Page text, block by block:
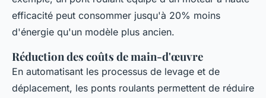
efficacité peut consommer jusqu'à 20% moins
d'énergie qu'un modèle plus ancien.
Réduction des coûts de main-d'œuvre
En automatisant les processus de levage et de
déplacement, les ponts roulants permettent de réduire